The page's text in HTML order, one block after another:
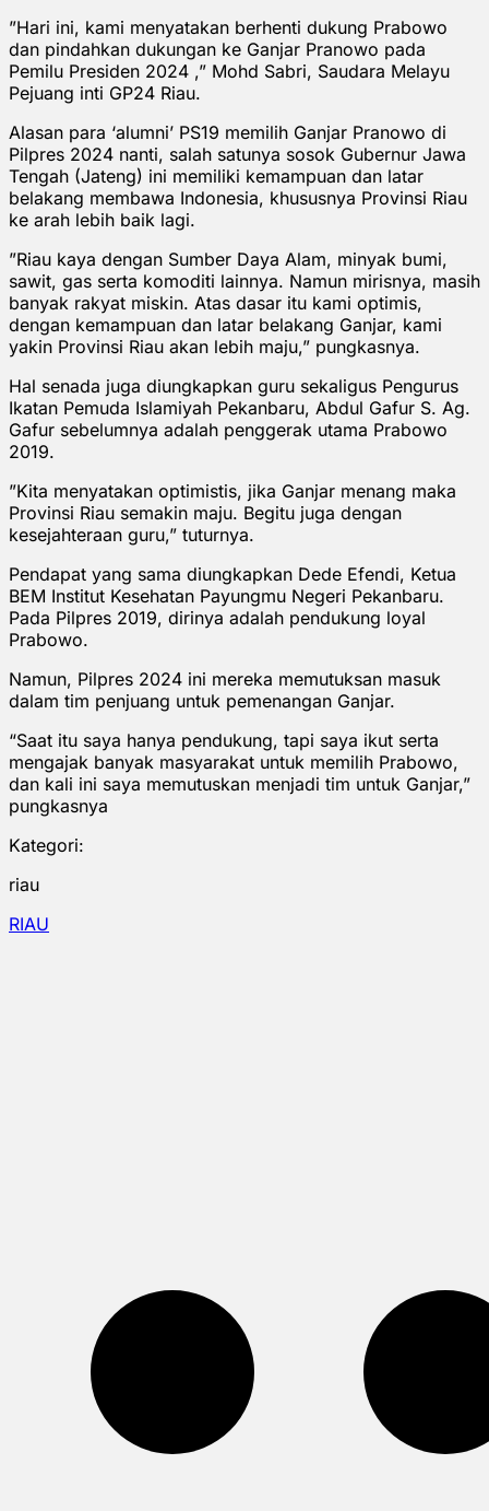
”Hari ini, kami menyatakan berhenti dukung Prabowo
dan pindahkan dukungan ke Ganjar Pranowo pada
Pemilu Presiden 2024 ,” Mohd Sabri, Saudara Melayu
Pejuang inti GP24 Riau.
Alasan para ‘alumni’ PS19 memilih Ganjar Pranowo di
Pilpres 2024 nanti, salah satunya sosok Gubernur Jawa
Tengah (Jateng) ini memiliki kemampuan dan latar
belakang membawa Indonesia, khususnya Provinsi Riau
ke arah lebih baik lagi.
”Riau kaya dengan Sumber Daya Alam, minyak bumi,
sawit, gas serta komoditi lainnya. Namun mirisnya, masih
banyak rakyat miskin. Atas dasar itu kami optimis,
dengan kemampuan dan latar belakang Ganjar, kami
yakin Provinsi Riau akan lebih maju,” pungkasnya.
Hal senada juga diungkapkan guru sekaligus Pengurus
Ikatan Pemuda Islamiyah Pekanbaru, Abdul Gafur S. Ag.
Gafur sebelumnya adalah penggerak utama Prabowo
2019.
”Kita menyatakan optimistis, jika Ganjar menang maka
Provinsi Riau semakin maju. Begitu juga dengan
kesejahteraan guru,” tuturnya.
Pendapat yang sama diungkapkan Dede Efendi, Ketua
BEM Institut Kesehatan Payungmu Negeri Pekanbaru.
Pada Pilpres 2019, dirinya adalah pendukung loyal
Prabowo.
Namun, Pilpres 2024 ini mereka memutuksan masuk
dalam tim penjuang untuk pemenangan Ganjar.
“Saat itu saya hanya pendukung, tapi saya ikut serta
mengajak banyak masyarakat untuk memilih Prabowo,
dan kali ini saya memutuskan menjadi tim untuk Ganjar,”
pungkasnya
Kategori:
riau
RIAU